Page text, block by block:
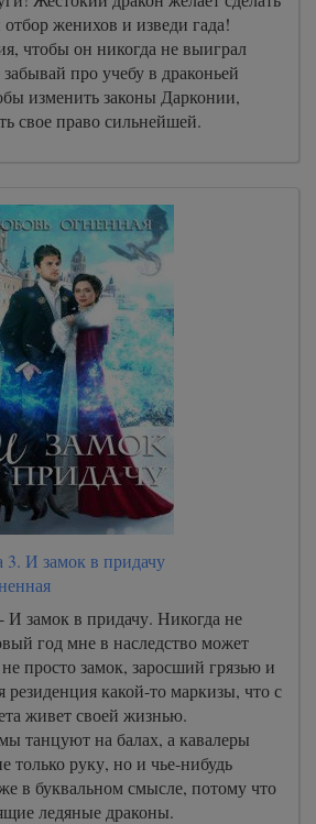
отбор женихов и изведи гада!
чтобы он никогда не выиграл
про учебу в драконьей
изменить законы Дарконии,
свое право сильнейшей.
3. И замок в придачу
замок в придачу. Никогда не
год мне в наследство может
просто замок, заросший грязью и
какой-то маркизы, что с
живет своей жизнью.
танцуют на балах, а кавалеры
только руку, но и чье-нибудь
в буквальном смысле, потому что
ледяные драконы.